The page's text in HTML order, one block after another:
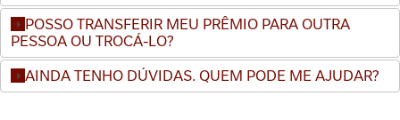
POSSO TRANSFERIR MEU PRÊMIO PARA OUTRA
PESSOA OU TROCÁ-LO?
AINDA TENHO DÚVIDAS. QUEM PODE ME AJUDAR?